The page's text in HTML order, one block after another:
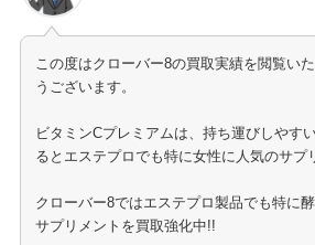
この度はクローバー8の買取実績を閲覧い
うございます。
ビタミンCプレミアムは、持ち運びしやす
るとエステプロでも特に女性に人気のサプ
クローバー8ではエステプロ製品でも特に
サプリメントを買取強化中!!